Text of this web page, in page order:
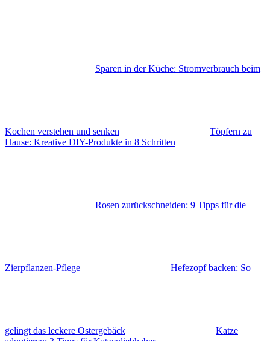
Sparen in der Küche: Stromverbrauch beim
Kochen verstehen und senken
Töpfern zu
Hause: Kreative DIY-Produkte in 8 Schritten
Rosen zurückschneiden: 9 Tipps für die
Zierpflanzen-Pflege Hefezopf backen: So
gelingt das leckere Ostergebäck
Katze